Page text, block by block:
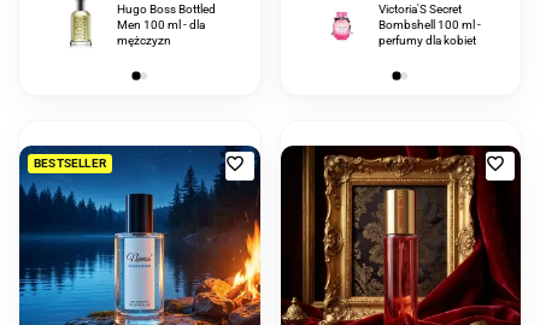
Hugo Boss Bottled
Men 100 ml - dla
mężczyzn
Hugo Boss Bottled
Elixir 100 ml - dla
mężczyzn
Victoria'S Secret
Bombshell 100 ml -
perfumy dla kobiet
BESTSELLER
Dodaj
do
ulubionych